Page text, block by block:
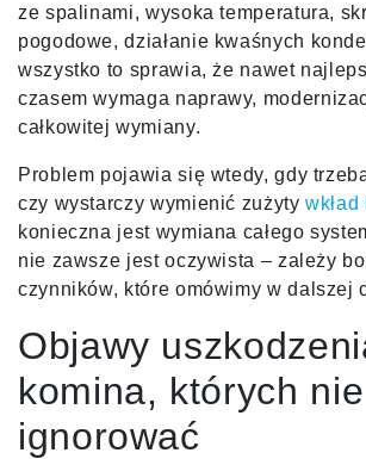
ze spalinami, wysoka temperatura,
pogodowe, działanie kwaśnych
wszystko to sprawia, że nawet
czasem wymaga naprawy,
całkowitej wymiany.
Problem pojawia się wtedy, gdy
czy wystarczy wymienić zużyty
konieczna jest wymiana całego
nie zawsze jest oczywista – zależy
czynników, które omówimy w dalszej
Objawy
komina, których
ignorować